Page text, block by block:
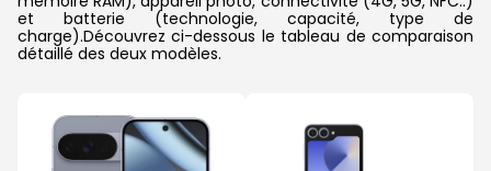
et batterie (technologie, capacité, type de
charge).Découvrez ci-dessous le tableau de comparaison
détaillé des deux modèles.